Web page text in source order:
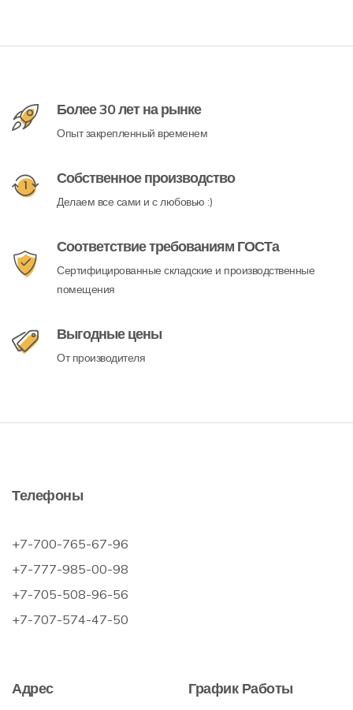
Более 30 лет на рынке
Опыт закрепленный временем
Собственное производство
Делаем все сами и с любовью :)
Соответствие требованиям ГОСТа
Сертифицированные складские и производственные
помещения
Выгодные цены
От производителя
Телефоны
+7-700-765-67-96
+7-777-985-00-98
+7-705-508-96-56
+7-707-574-47-50
Адрес График Работы